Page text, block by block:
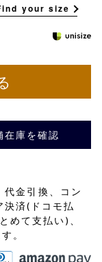
your size
在庫を確認
金引換、コン
決済(ドコモ払
めて支払い)、
。